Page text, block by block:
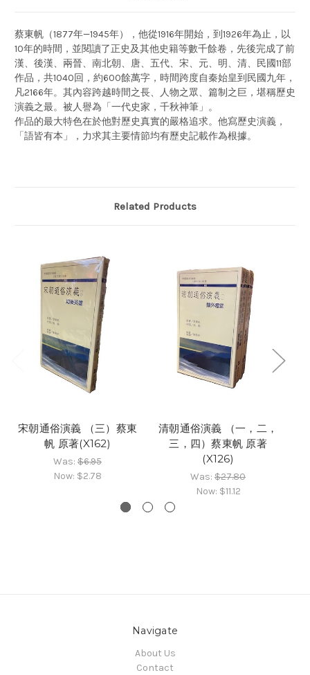
蔡東帆（1877年—1945年），他從1916年開始，到1926年為止，以
10年的時間，並閱讀了正史及其他史籍等數千餘卷，先後完成了前
漢、後漢、兩晉、南北朝、唐、五代、宋、元、明、清、民國11部
作品，共1040回，約600餘萬字，時間跨度自秦始皇到民國九年，
凡2166年。其內容跨越時間之長、人物之眾、篇制之巨，堪稱歷史
演義之最。被人譽為「一代史家，千秋神筆」。
作品的最大特色在於他對歷史真實的嚴格追求。他寫歷史演義，
「語皆有本」，力求其主要情節均有歷史記載作為根據。
Related Products
宋朝通俗演義 （三）蔡東
帆 原著(X162)
Was: $6.95
Now: $2.78
清朝通俗演義 （一，二，
三，四）蔡東帆 原著
(X126)
Was: $27.80
Now: $11.12
Navigate
About Us
Contact